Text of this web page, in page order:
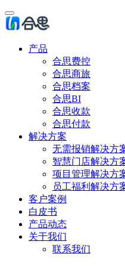
产品
合思费控
合思商旅
合思档案
合思BI
合思收款
合思付款
解决方案
无需报销解决方
智慧门店解决方
项目管理解决方
员工福利解决方
客户案例
白皮书
产品动态
关于我们
联系我们